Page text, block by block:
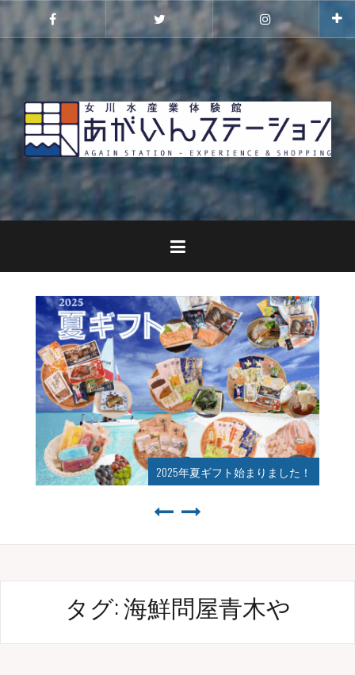
コ
ン
へ
ス
キ
Twitter Instagram
2025年夏ギフト始まりました！
タグ:海鮮問屋青木や